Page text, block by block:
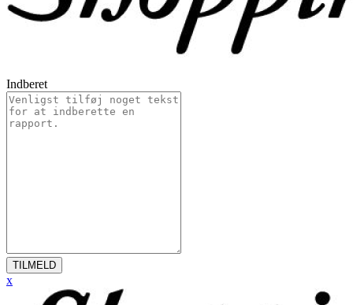
Indberet
TILMELD
x